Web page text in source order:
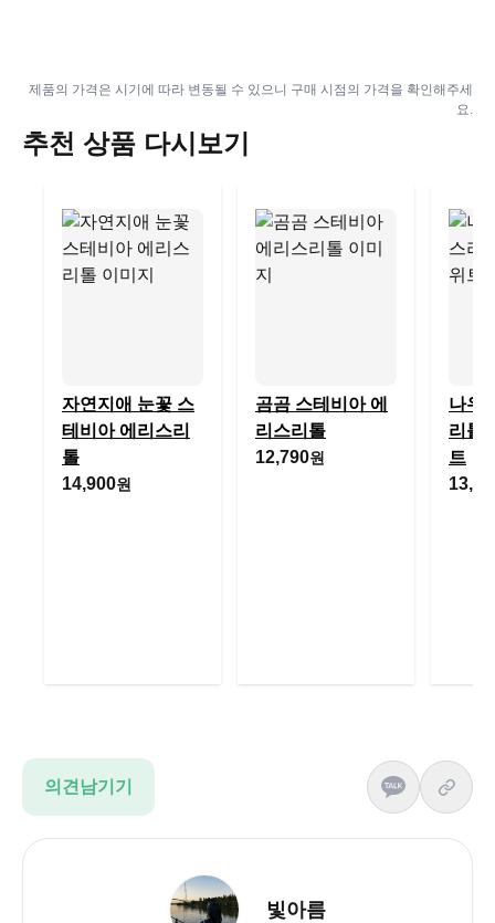
제품의 가격은 시기에 따라 변동될 수 있으니 구매 시점의 가격을 확인해주세
요.
추천 상품 다시보기
자연지애 눈꽃 스
테비아 에리스리
톨
14,900원
곰곰 스테비아 에
리스리톨
12,790원
나우
리톨
트
의견남기기
빛아름